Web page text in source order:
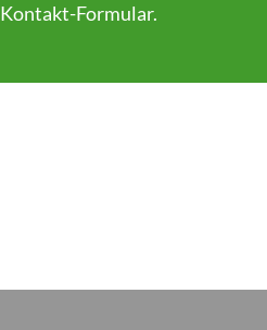
Kontakt-Formular.